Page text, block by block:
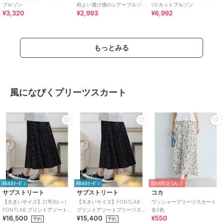
ブルゾン
¥3,320
程よい透け感のシアーブルゾ
ン
¥2,993
UVカットブルゾン
¥6,992
もっとみる
風になびくプリーツスカート
¥888ｸｰﾎﾟﾝ
サブストリート
【大きいサイズ】21号(6L～)
FONTLAB プリントアソート
プリーツスカート
¥16,500 予約
¥888ｸｰﾎﾟﾝ
サブストリート
【大きいサイズ】FONTLAB
プリントアソートプリーツス
カート
¥15,400 予約
期間限定SALE
コカ
ワッシャープリーツスカート
全2色
¥550